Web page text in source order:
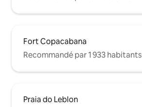
Fort Copacabana
Recommandé par 1 933 habitants
Praia do Leblon